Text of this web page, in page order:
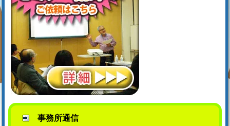
事務所通信